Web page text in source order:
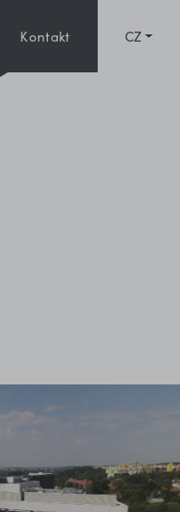
Kontakt CZ